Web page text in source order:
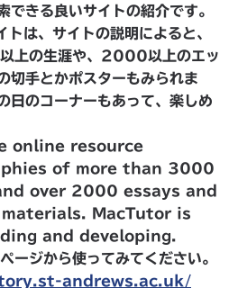
できる良いサイトの紹介です。
は、サイトの説明によると、
上の生涯や、2000以上のエッ
手とかポスターもみられま
日のコーナーもあって、楽しめ
online resource
of more than 3000
over 2000 essays and
MacTutor is
and developing.
ジから使ってみてください。
andrews.ac.uk/